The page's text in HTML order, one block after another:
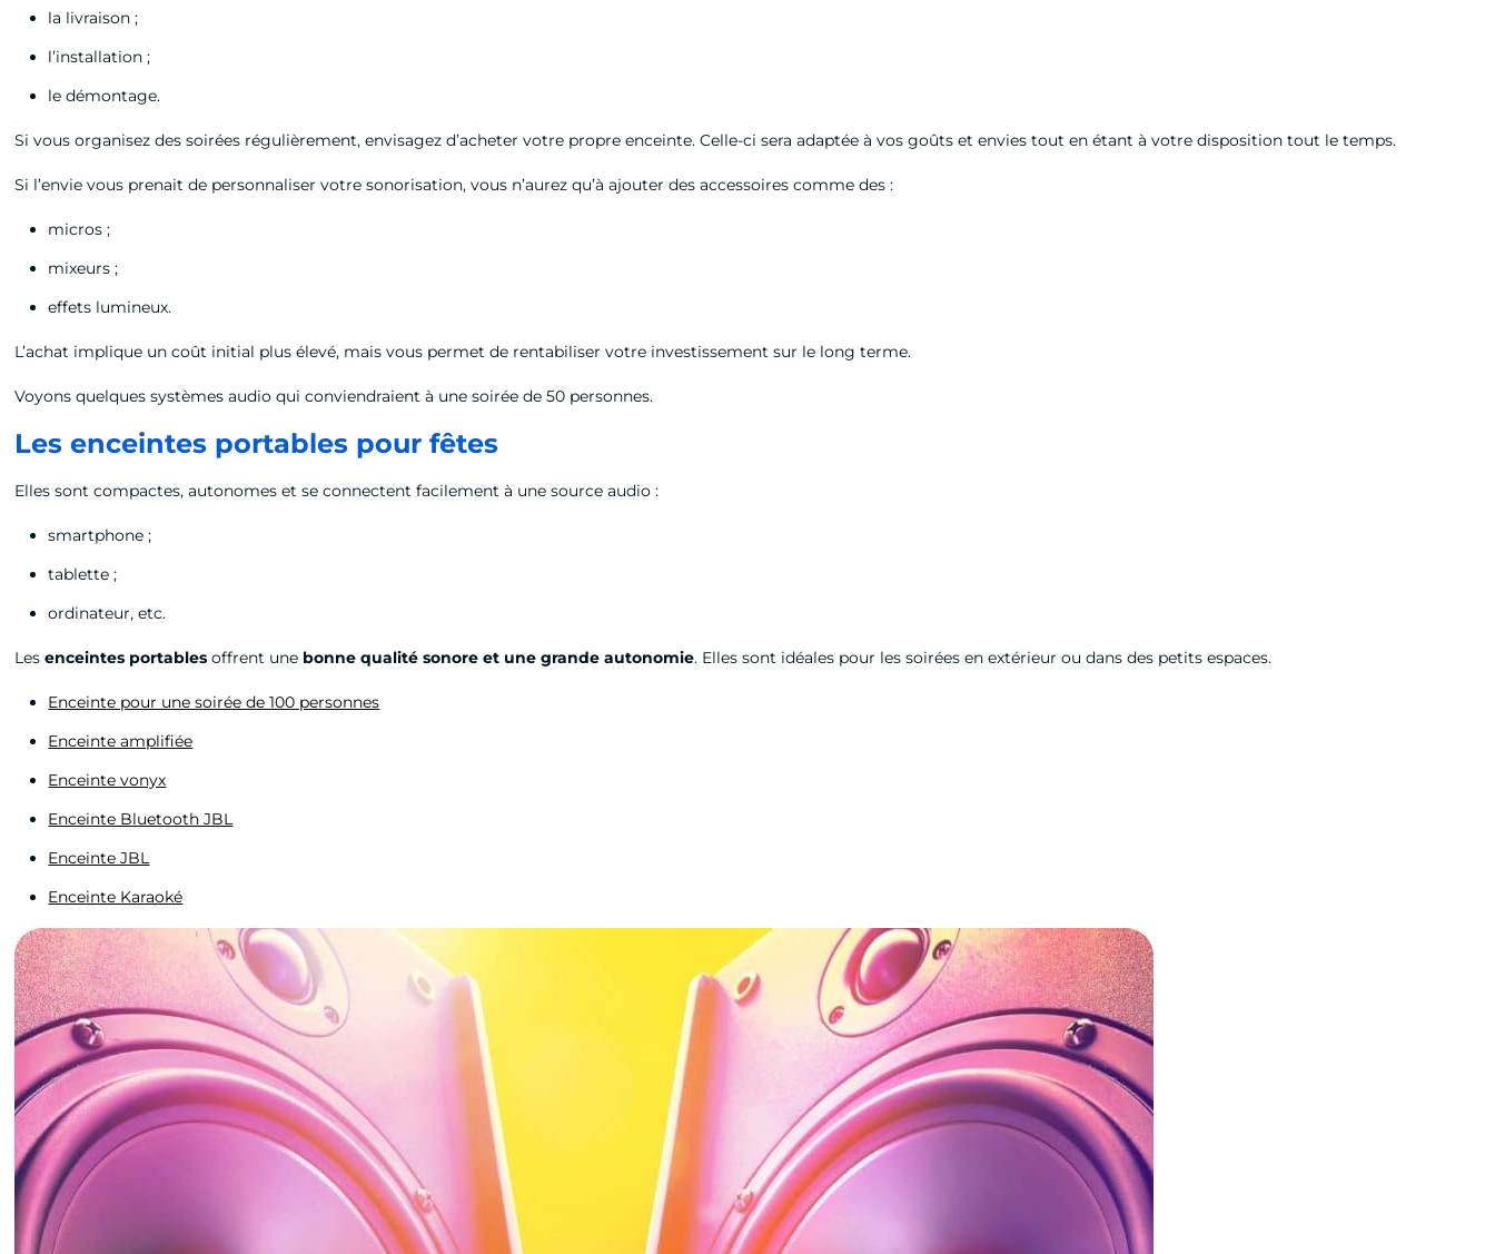
la livraison ;
l’installation ;
le démontage.
Si vous organisez des soirées régulièrement, envisagez d’acheter votre propre enceinte. Celle-ci sera adaptée à vos goûts et envies tout en étant à votre disposition tout le temps.
Si l’envie vous prenait de personnaliser votre sonorisation, vous n’aurez qu’à ajouter des accessoires comme des :
micros ;
mixeurs ;
effets lumineux.
L’achat implique un coût initial plus élevé, mais vous permet de rentabiliser votre investissement sur le long terme.
Voyons quelques systèmes audio qui conviendraient à une soirée de 50 personnes.
Les enceintes portables pour fêtes
Elles sont compactes, autonomes et se connectent facilement à une source audio :
smartphone ;
tablette ;
ordinateur, etc.
Lesenceintes portables offrent une bonne qualité sonore et une grande autonomie. Elles sont idéales pour les soirées en extérieur ou dans des petits espaces.
Enceinte pour une soirée de 100 personnes
Enceinte amplifiée
Enceinte vonyx
Enceinte Bluetooth JBL
Enceinte JBL
Enceinte Karaoké